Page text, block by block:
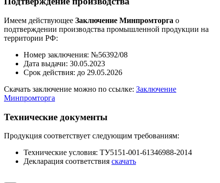
Имеем действующее Заключение Минпромторга о
подтверждении производства промышленной продукции на
территории РФ:
Номер заключения: №56392/08
Дата выдачи: 30.05.2023
Срок действия: до 29.05.2026
Скачать заключение можно по ссылке: Заключение
Минпромторга
Технические документы
Продукция соответствует следующим требованиям:
Технические условия: ТУ5151-001-61346988-2014
Декларация соответствия скачать